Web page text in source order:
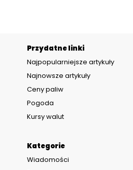
Kategorie
Wiadomości
Przydatne linki
Najpopularniejsze artykuły
Najnowsze artykuły
Ceny paliw
Pogoda
Kursy walut